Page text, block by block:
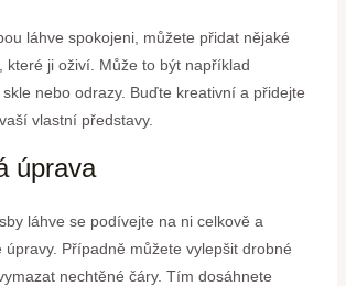
láhve spokojeni, můžete přidat nějaké
které ji oživí. Může to být například
nebo odrazy. Buďte kreativní a přidejte
vlastní představy.
úprava
láhve se podívejte na ni celkově a
úpravy. Případně můžete vylepšit drobné
nechtěné čáry. Tím dosáhnete